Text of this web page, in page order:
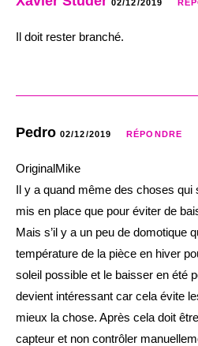
02/12/2019
Il doit rester branché.
Pedro 02/12/2019 RÉPONDRE
OriginalMike
Il y a quand même des choses qui
mis en place que pour éviter de
Mais s’il y a un peu de domotique
température de la pièce en hiver
soleil possible et le baisser en été
devient intéressant car cela évite
mieux la chose. Après cela doit
capteur et non contrôler